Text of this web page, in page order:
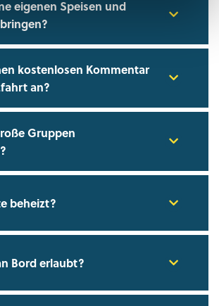
eigenen Speisen und
kostenlosen Kommentar
an?
Gruppen
beheizt?
Bord erlaubt?